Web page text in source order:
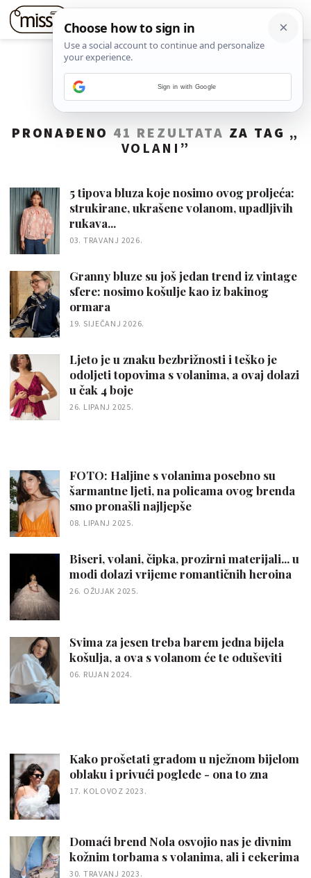
PRONAĐENO 41 REZULTATA ZA TAG „
VOLANI ”
5 tipova bluza koje nosimo ovog proljeća:
strukirane, ukrašene volanom, upadljivih
rukava...
03. TRAVANJ 2026.
Granny bluze su još jedan trend iz vintage
sfere: nosimo košulje kao iz bakinog
ormara
19. SIJEČANJ 2026.
Ljeto je u znaku bezbrižnosti i teško je
odoljeti topovima s volanima, a ovaj dolazi
u čak 4 boje
26. LIPANJ 2025.
FOTO: Haljine s volanima posebno su
šarmantne ljeti, na policama ovog brenda
smo pronašli najljepše
08. LIPANJ 2025.
Biseri, volani, čipka, prozirni materijali... u
modi dolazi vrijeme romantičnih heroina
26. OŽUJAK 2025.
Svima za jesen treba barem jedna bijela
košulja, a ova s volanom će te oduševiti
06. RUJAN 2024.
Kako prošetati gradom u nježnom bijelom
oblaku i privući poglede - ona to zna
17. KOLOVOZ 2023.
Domaći brend Nola osvojio nas je divnim
kožnim torbama s volanima, ali i cekerima
30. TRAVANJ 2023.
Sign in with Google